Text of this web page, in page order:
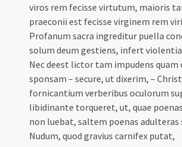
viros rem fecisse virtutum, maioris
praeconii est fecisse virginem rem
Profanum sacra ingreditur puella
solum deum gestiens, infert
Nec deest lictor tam impudens quam
sponsam – secure, ut dixerim, –
fornicantium verberibus oculorum
libidinante torqueret, ut, quae
non luebat, saltem poenas adulteras
Nudum, quod gravius carnifex putat,